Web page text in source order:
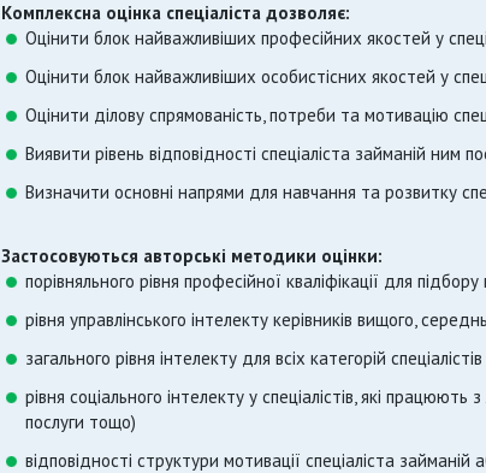
Комплексна оцінка спеціаліста дозволяє:
Оцінити блок найважливіших професійних якостей у
Оцінити блок найважливіших особистісних якостей у
Оцінити ділову спрямованість, потреби та мотивацію
Виявити рівень відповідності спеціаліста займаній ним
Визначити основні напрями для навчання та розвитку
Застосовуються авторські методики оцінки:
порівняльного рівня професійної кваліфікації для підбору
рівня управлінського інтелекту керівників вищого,
загального рівня інтелекту для всіх категорій
рівня соціального інтелекту у спеціалістів, які
послуги тощо)
відповідності структури мотивації спеціаліста займаній